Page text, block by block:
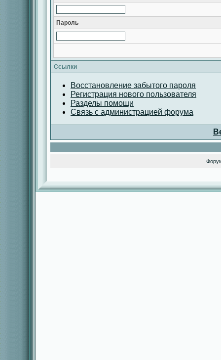
Пароль
Ссылки
Восстановление забытого пароля
Регистрация нового пользователя
Разделы помощи
Связь с администрацией форума